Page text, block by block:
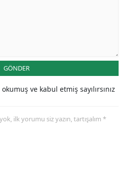
GÖNDER
okumuş ve kabul etmiş sayılırsınız
ilk yorumu siz yazın, tartışalım *